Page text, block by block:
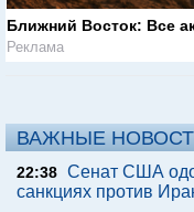
Ближний Восток: Все
Реклама
ВАЖНЫЕ
22:38 Сенат США
санкциях против